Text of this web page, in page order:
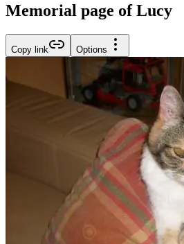
Memorial page of Lucy
Copy link Options